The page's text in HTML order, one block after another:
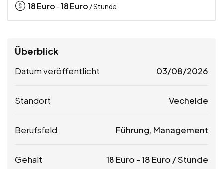
18Euro -18Euro / Stunde
Überblick
Datum veröffentlicht 03/08/2026
Standort Vechelde
Berufsfeld Führung, Management
Gehalt 18 Euro -18 Euro / Stunde